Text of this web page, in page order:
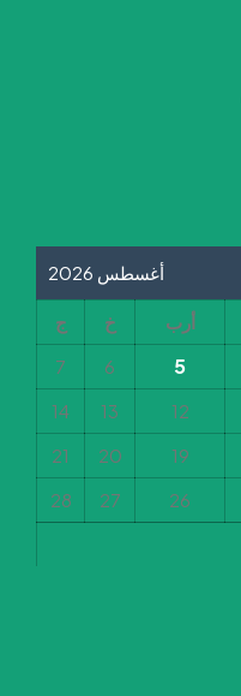
أغسطس 2026
أرب خ
ج
5
6
7
12
13
14
19
20
21
26
27
28